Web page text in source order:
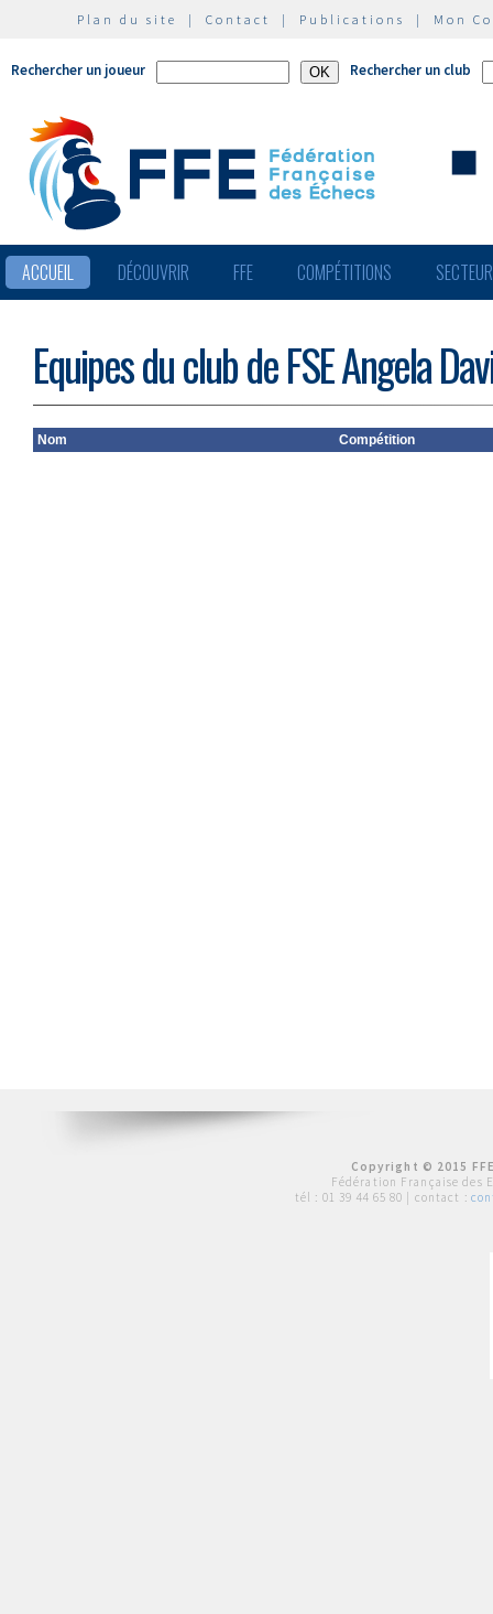
Plan du site | Contact | Publications | Mon
Rechercher un joueur Rechercher un club
ACCUEIL DÉCOUVRIR FFE COMPÉTITIONS
Equipes du club de FSE Angela
Nom Compétition
Copyright © 2015
Fédération Française des
tél : 01 39 44 65 80 | contact :